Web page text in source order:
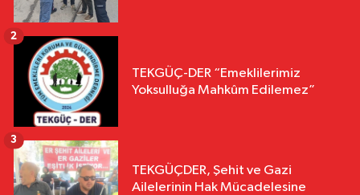
TEKGÜÇ-DER “Emeklilerimiz
Yoksulluğa Mahkûm Edilemez”
2
TEKGÜÇDER, Şehit ve Gazi
Ailelerinin Hak Mücadelesine
3